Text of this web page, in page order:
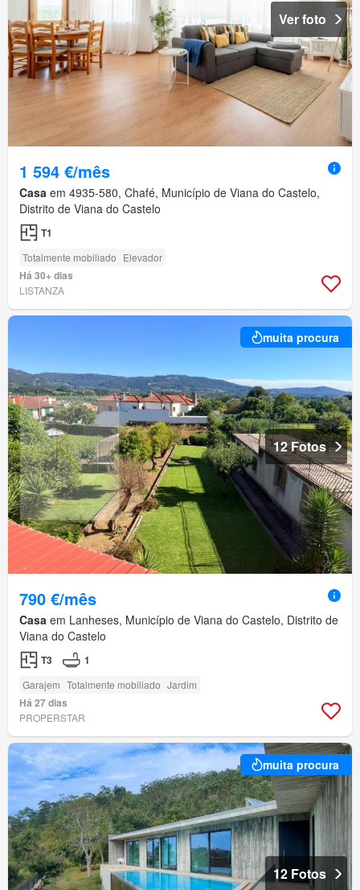
Ver foto
1 594 €/mês
Casa em 4935-580, Chafé, Município de Viana do Castelo,
Distrito de Viana do Castelo
T1
Totalmente mobiliado Elevador
Há 30+ dias
LISTANZA
muita procura
12 Fotos
790 €/mês
Casa em Lanheses, Município de Viana do Castelo, Distrito de
Viana do Castelo
T3 1
Garajem Totalmente mobiliado Jardim
Há 27 dias
PROPERSTAR
muita procura
12 Fotos